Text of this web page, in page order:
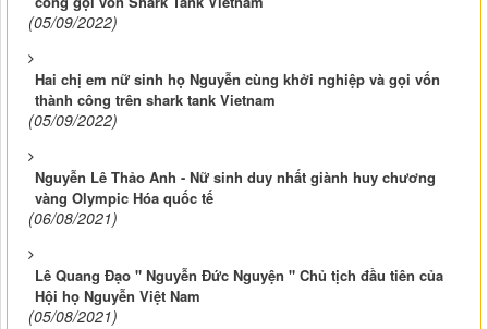
(05/09/2022)
Hai chị em nữ sinh họ Nguyễn cùng khởi nghiệp và gọi vốn
thành công trên shark tank Vietnam
(05/09/2022)
Nguyễn Lê Thảo Anh - Nữ sinh duy nhất giành huy chương
vàng Olympic Hóa quốc tế
(06/08/2021)
Lê Quang Đạo " Nguyễn Đức Nguyện " Chủ tịch đầu tiên của
Hội họ Nguyễn Việt Nam
(05/08/2021)